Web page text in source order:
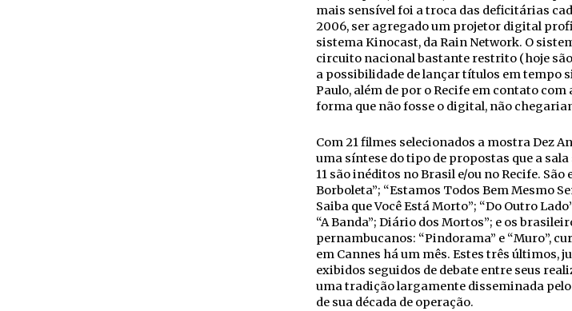
mais sensível foi a troca das deficitárias
2006, ser agregado um projetor digital
sistema Kinocast, da Rain Network. O
circuito nacional bastante restrito (hoje são
a possibilidade de lançar títulos em tempo
Paulo, além de por o Recife em contato
forma que não fosse o digital, não
Com 21 filmes selecionados a mostra Dez
uma síntese do tipo de propostas que a
11 são inéditos no Brasil e/ou no Recife. São
Borboleta”; “Estamos Todos Bem Mesmo
Saiba que Você Está Morto”; “Do Outro
“A Banda”; Diário dos Mortos”; e os
pernambucanos: “Pindorama” e “Muro”,
em Cannes há um mês. Estes três últimos,
exibidos seguidos de debate entre seus
uma tradição largamente disseminada
de sua década de operação.